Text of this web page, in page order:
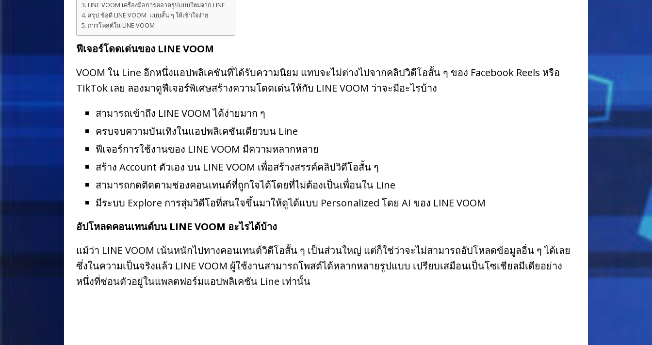
LINE VOOM เครื่องมือการตลาดรูปแบบใหม่จาก LINE
สรุป ข้อดี LINE VOOM แบบสั้น ๆ ให้เข้าใจง่าย
การโพสต์ใน LINE VOOM
ฟีเจอร์โดดเด่นของ LINE VOOM
VOOM ใน Line อีกหนึ่งแอปพลิเคชันที่ได้รับความนิยม แทบจะไม่ต่างไปจากคลิปวิดีโอสั้น ๆ ของ Facebook Reels หรือ
TikTok เลย ลองมาดูฟีเจอร์พิเศษสร้างความโดดเด่นให้กับ LINE VOOM ว่าจะมีอะไรบ้าง
สามารถเข้าถึง LINE VOOM ได้ง่ายมาก ๆ
ครบจบความบันเทิงในแอปพลิเคชันเดียวบน Line
ฟีเจอร์การใช้งานของ LINE VOOM มีความหลากหลาย
สร้าง Account ตัวเอง บน LINE VOOM เพื่อสร้างสรรค์คลิปวิดีโอสั้น ๆ
สามารถกดติดตามช่องคอนเทนต์ที่ถูกใจได้โดยที่ไม่ต้องเป็นเพื่อนใน Line
มีระบบ Explore การสุ่มวิดีโอที่สนใจขึ้นมาให้ดูได้แบบ Personalized โดย AI ของ LINE VOOM
อัปโหลดคอนเทนต์บน LINE VOOM อะไรได้บ้าง
แม้ว่า LINE VOOM เน้นหนักไปทางคอนเทนต์วิดีโอสั้น ๆ เป็นส่วนใหญ่ แต่ก็ใช่ว่าจะไม่สามารถอัปโหลดข้อมูลอื่น ๆ ได้เลย
ซึ่งในความเป็นจริงแล้ว LINE VOOM ผู้ใช้งานสามารถโพสต์ได้หลากหลายรูปแบบ เปรียบเสมือนเป็นโซเชียลมีเดียอย่าง
หนึ่งที่ซ่อนตัวอยู่ในแพลตฟอร์มแอปพลิเคชัน Line เท่านั้น